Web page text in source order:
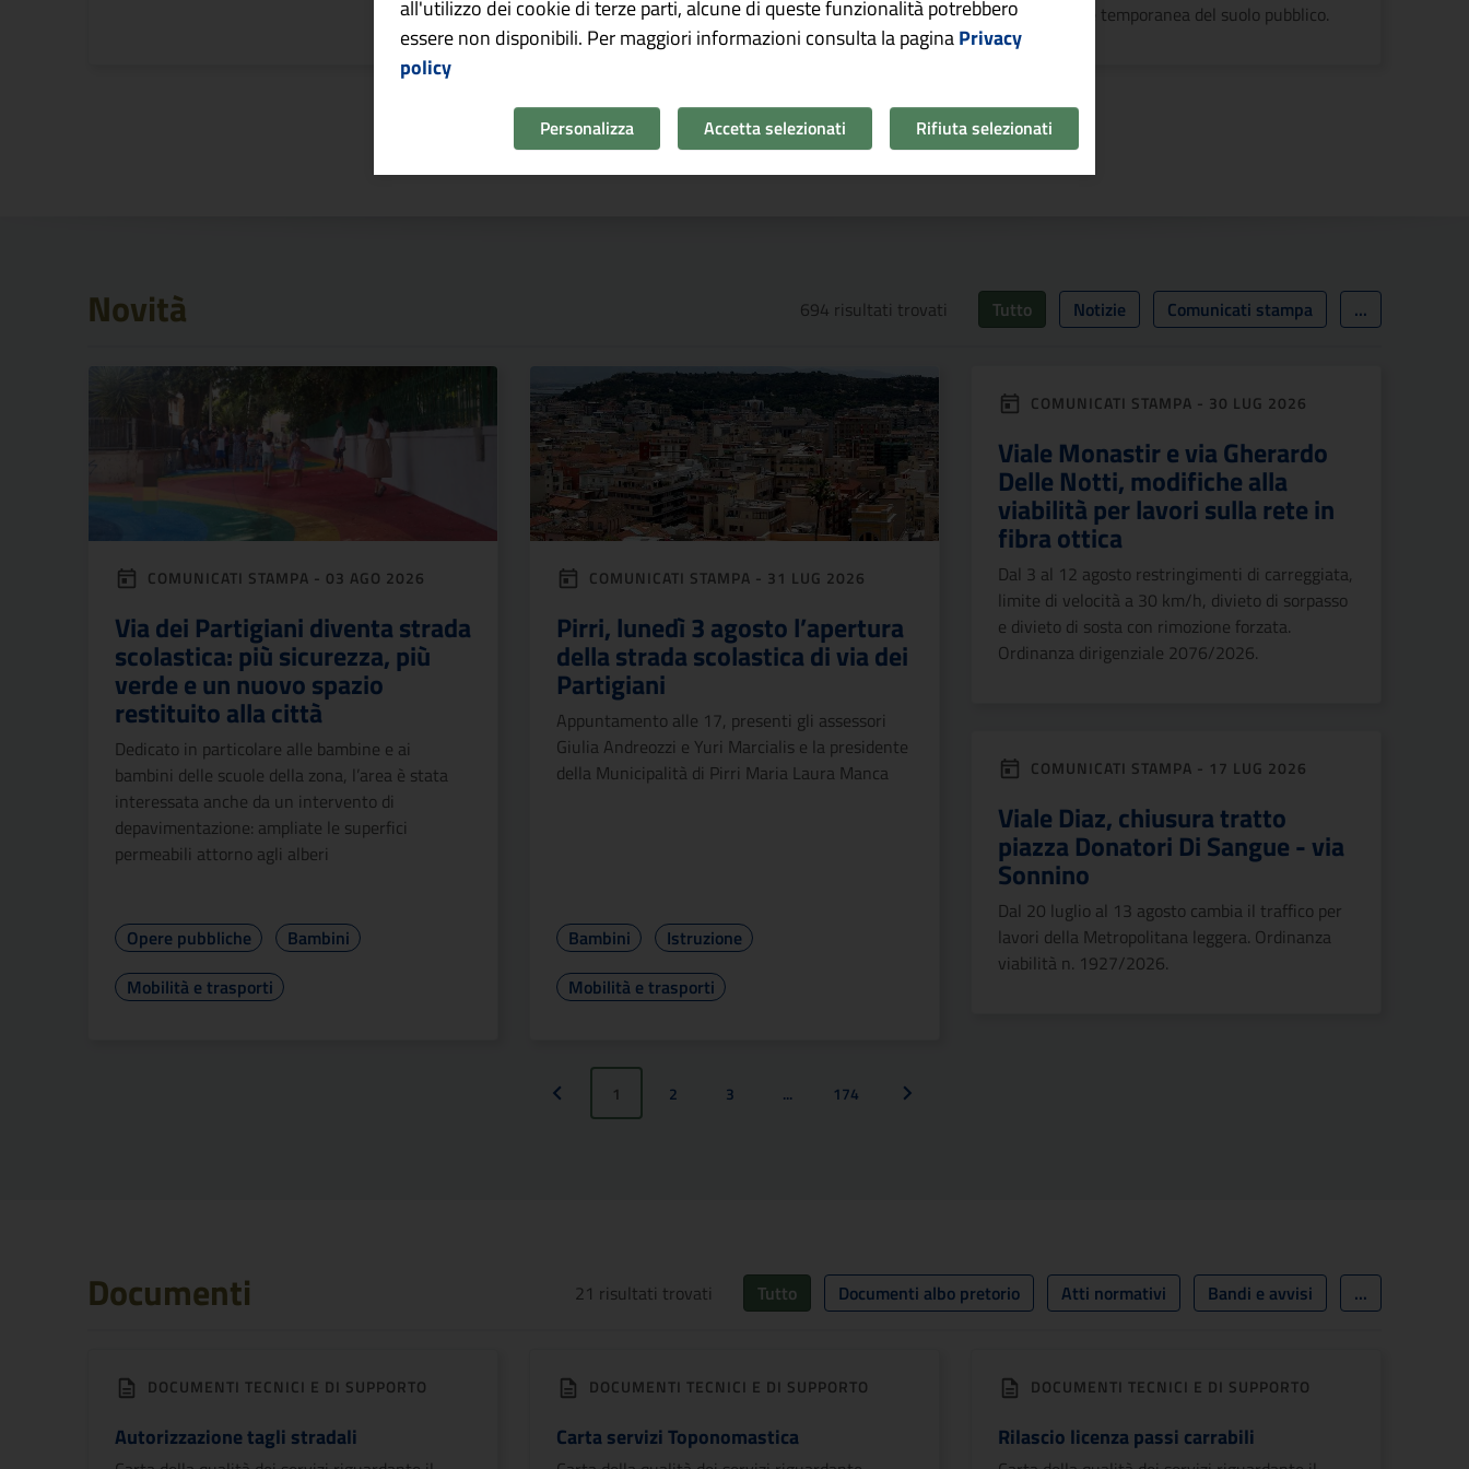
l'occupazione temporanea del suolo pubblico.
Pagina precedente
1 3 ... 5 Pagina successiva
Novità 694 risultati trovati Tutto Notizie Comunicati stampa ...
COMUNICATI STAMPA - 03 AGO 2026
Via dei Partigiani diventa strada
scolastica: più sicurezza, più
verde e un nuovo spazio
restituito alla città
Dedicato in particolare alle bambine e ai
bambini delle scuole della zona, l’area è stata
interessata anche da un intervento di
depavimentazione: ampliate le superfici
permeabili attorno agli alberi
Opere pubbliche
Bambini
Mobilità e trasporti
COMUNICATI STAMPA - 31 LUG 2026
Pirri, lunedì 3 agosto l’apertura
della strada scolastica di via dei
Partigiani
Appuntamento alle 17, presenti gli assessori
Giulia Andreozzi e Yuri Marcialis e la presidente
della Municipalità di Pirri Maria Laura Manca
Bambini
Istruzione
Mobilità e trasporti
COMUNICATI STAMPA - 30 LUG 2026
Viale Monastir e via Gherardo
Delle Notti, modifiche alla
viabilità per lavori sulla rete in
fibra ottica
Dal 3 al 12 agosto restringimenti di carreggiata,
limite di velocità a 30 km/h, divieto di sorpasso
e divieto di sosta con rimozione forzata.
Ordinanza dirigenziale 2076/2026.
COMUNICATI STAMPA - 17 LUG 2026
Viale Diaz, chiusura tratto
piazza Donatori Di Sangue - via
Sonnino
Dal 20 luglio al 13 agosto cambia il traffico per
lavori della Metropolitana leggera. Ordinanza
viabilità n. 1927/2026.
Pagina precedente
1 2 3 ... 174 Pagina successiva
Documenti 21 risultati trovati Tutto Documenti albo pretorio Atti normativi Bandi e avvisi ...
DOCUMENTI TECNICI E DI SUPPORTO
Autorizzazione tagli stradali
DOCUMENTI TECNICI E DI SUPPORTO
Carta servizi Toponomastica
DOCUMENTI TECNICI E DI SUPPORTO
Rilascio licenza passi carrabili
all'utilizzo dei cookie di terze parti, alcune di queste funzionalità potrebbero
essere non disponibili. Per maggiori informazioni consulta la paginaPrivacy
policy
Personalizza Accetta selezionati Rifiuta selezionati